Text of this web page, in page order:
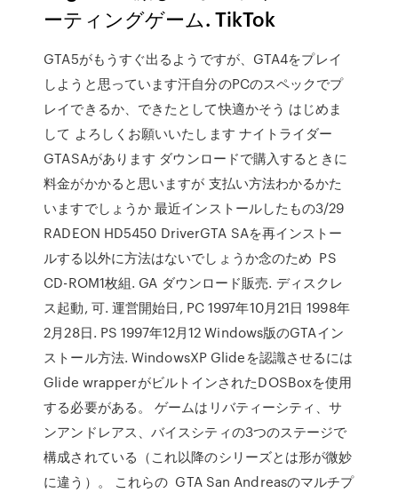
ーティングゲーム. TikTok
GTA5がもうすぐ出るようですが、GTA4をプレイ
しようと思っています汗自分のPCのスペックでプ
レイできるか、できたとして快適かそう はじめま
して よろしくお願いいたします ナイトライダー
GTASAがあります ダウンロードで購入するときに
料金がかかると思いますが 支払い方法わかるかた
いますでしょうか 最近インストールしたもの3/29
RADEON HD5450 DriverGTA SAを再インストー
ルする以外に方法はないでしょうか念のため PS
CD-ROM1枚組. GA ダウンロード販売. ディスクレ
ス起動, 可. 運営開始日, PC 1997年10月21日 1998年
2月28日. PS 1997年12月12 Windows版のGTAイン
ストール方法. WindowsXP Glideを認識させるには
Glide wrapperがビルトインされたDOSBoxを使用
する必要がある。 ゲームはリバティーシティ、サ
ンアンドレアス、バイスシティの3つのステージで
構成されている（これ以降のシリーズとは形が微妙
に違う）。 これらの GTA San Andreasのマルチプ